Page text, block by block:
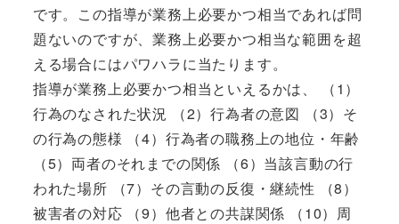
です。この指導が業務上必要かつ相当であれば問
題ないのですが、業務上必要かつ相当な範囲を超
える場合にはパワハラに当たります。
指導が業務上必要かつ相当といえるかは、 （1）
行為のなされた状況 （2）行為者の意図 （3）そ
の行為の態様 （4）行為者の職務上の地位・年齢
（5）両者のそれまでの関係 （6）当該言動の行
われた場所 （7）その言動の反復・継続性 （8）
被害者の対応 （9）他者との共謀関係 （10）周